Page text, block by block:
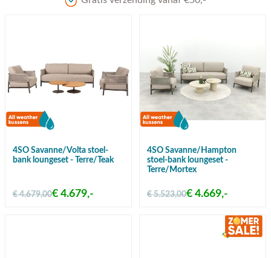
4SO Savanne/Volta stoel-
bank loungeset - Terre/Teak
€ 4.679,00€ 4.679,-
4SO Savanne/Hampton
stoel-bank loungeset -
Terre/Mortex
€ 5.523,00€ 4.669,-